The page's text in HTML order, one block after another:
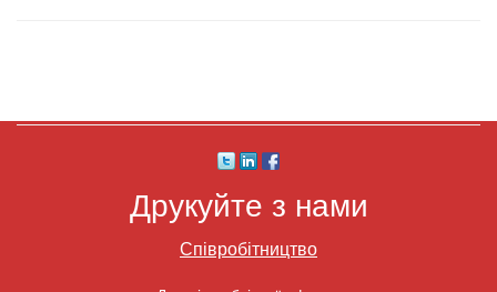
Друкуйте з нами
Співробітництво